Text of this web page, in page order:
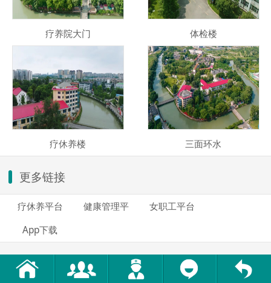
疗养院大门 体检楼
疗休养楼 三面环水
更多链接
疗休养平台 健康管理平
女职工平台
App下载